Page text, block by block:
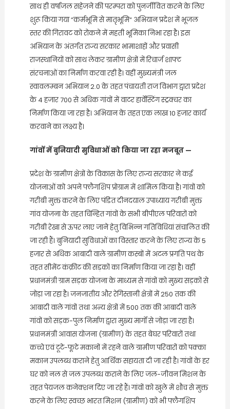
साथ ही वर्षाजल सहेजने की परम्परा को पुनर्जीवित करने के लिए
शुरू किया गया “कर्मभूमि से मातृभूमि“ अभियान प्रदेश में भूजल
स्तर की गिरावट को रोकने में महती भूमिका निभा रहा है। इस
अभियान के अंतर्गत राज्य सरकार भामाशाहों और प्रवासी
राजस्थानियों को साथ लेकर ग्रामीण क्षेत्रों में रिचार्ज शाफ्ट
संरचनाओं का निर्माण करवा रही है। वहीं मुख्यमंत्री जल
स्वावलम्बन अभियान 2.0 के तहत पंचायती राज विभाग द्वारा प्रदेश
के 4 हजार 700 से अधिक गांवों में वाटर हार्वेस्टिंग स्ट्रक्चर का
निर्माण किया जा रहा है। अभियान के तहत एक लाख 10 हजार कार्य
करवाने का लक्ष्य है।
गांवों में बुनियादी सुविधाओं को किया जा रहा मजबूत —
प्रदेश के ग्रामीण क्षेत्रों के विकास के लिए राज्य सरकार ने कई
योजनाओं को अपने फ्लैगशिप प्रोग्राम में शामिल किया है। गांवों को
गरीबी मुक्त करने के लिए पंडित दीनदयाल उपाध्याय गरीबी मुक्त
गांव योजना के तहत चिन्हित गांवों के सभी बीपीएल परिवारों को
गरीबी रेखा से ऊपर लाए जाने हेतु विभिन्न गतिविधियां संचालित की
जा रही हैं। बुनियादी सुविधाओं का विस्तार करने के लिए राज्य के 5
हजार से अधिक आबादी वाले ग्रामीण कस्बों में अटल प्रगति पथ के
तहत सीमेंट कंक्रीट की सड़कों का निर्माण किया जा रहा है। वहीं
प्रधानमंत्री ग्राम सड़क योजना के माध्यम से गांवों को मुख्य सड़कों से
जोड़ा जा रहा है। जनजातीय और रेगिस्तानी क्षेत्रों में 250 तक की
आबादी वाले गांवों तथा अन्य क्षेत्रों में 500 तक की आबादी वाले
गांवों को सड़क-पुल निर्माण द्वारा मुख्य मार्गों से जोड़ा जा रहा है।
प्रधानमंत्री आवास योजना (ग्रामीण) के तहत बेघर परिवारों तथा
कच्चे एवं टूटे-फूटे मकानों में रहने वाले ग्रामीण परिवारों को पक्का
मकान उपलब्ध कराने हेतु आर्थिक सहायता दी जा रही है। गांवों के हर
घर को नल से जल उपलब्ध कराने के लिए जल-जीवन मिशन के
तहत पेयजल कनेक्शन दिए जा रहे हैं। गांवों को खुले में शौच से मुक्त
करने के लिए स्वच्छ भारत मिशन (ग्रामीण) को भी फ्लैगशिप